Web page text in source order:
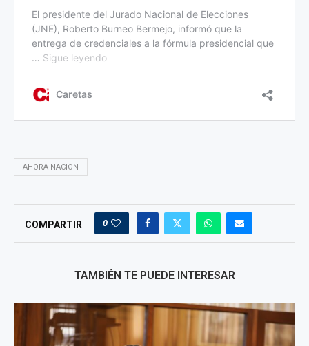
AHORA NACION
COMPARTIR 0
TAMBIÉN TE PUEDE INTERESAR